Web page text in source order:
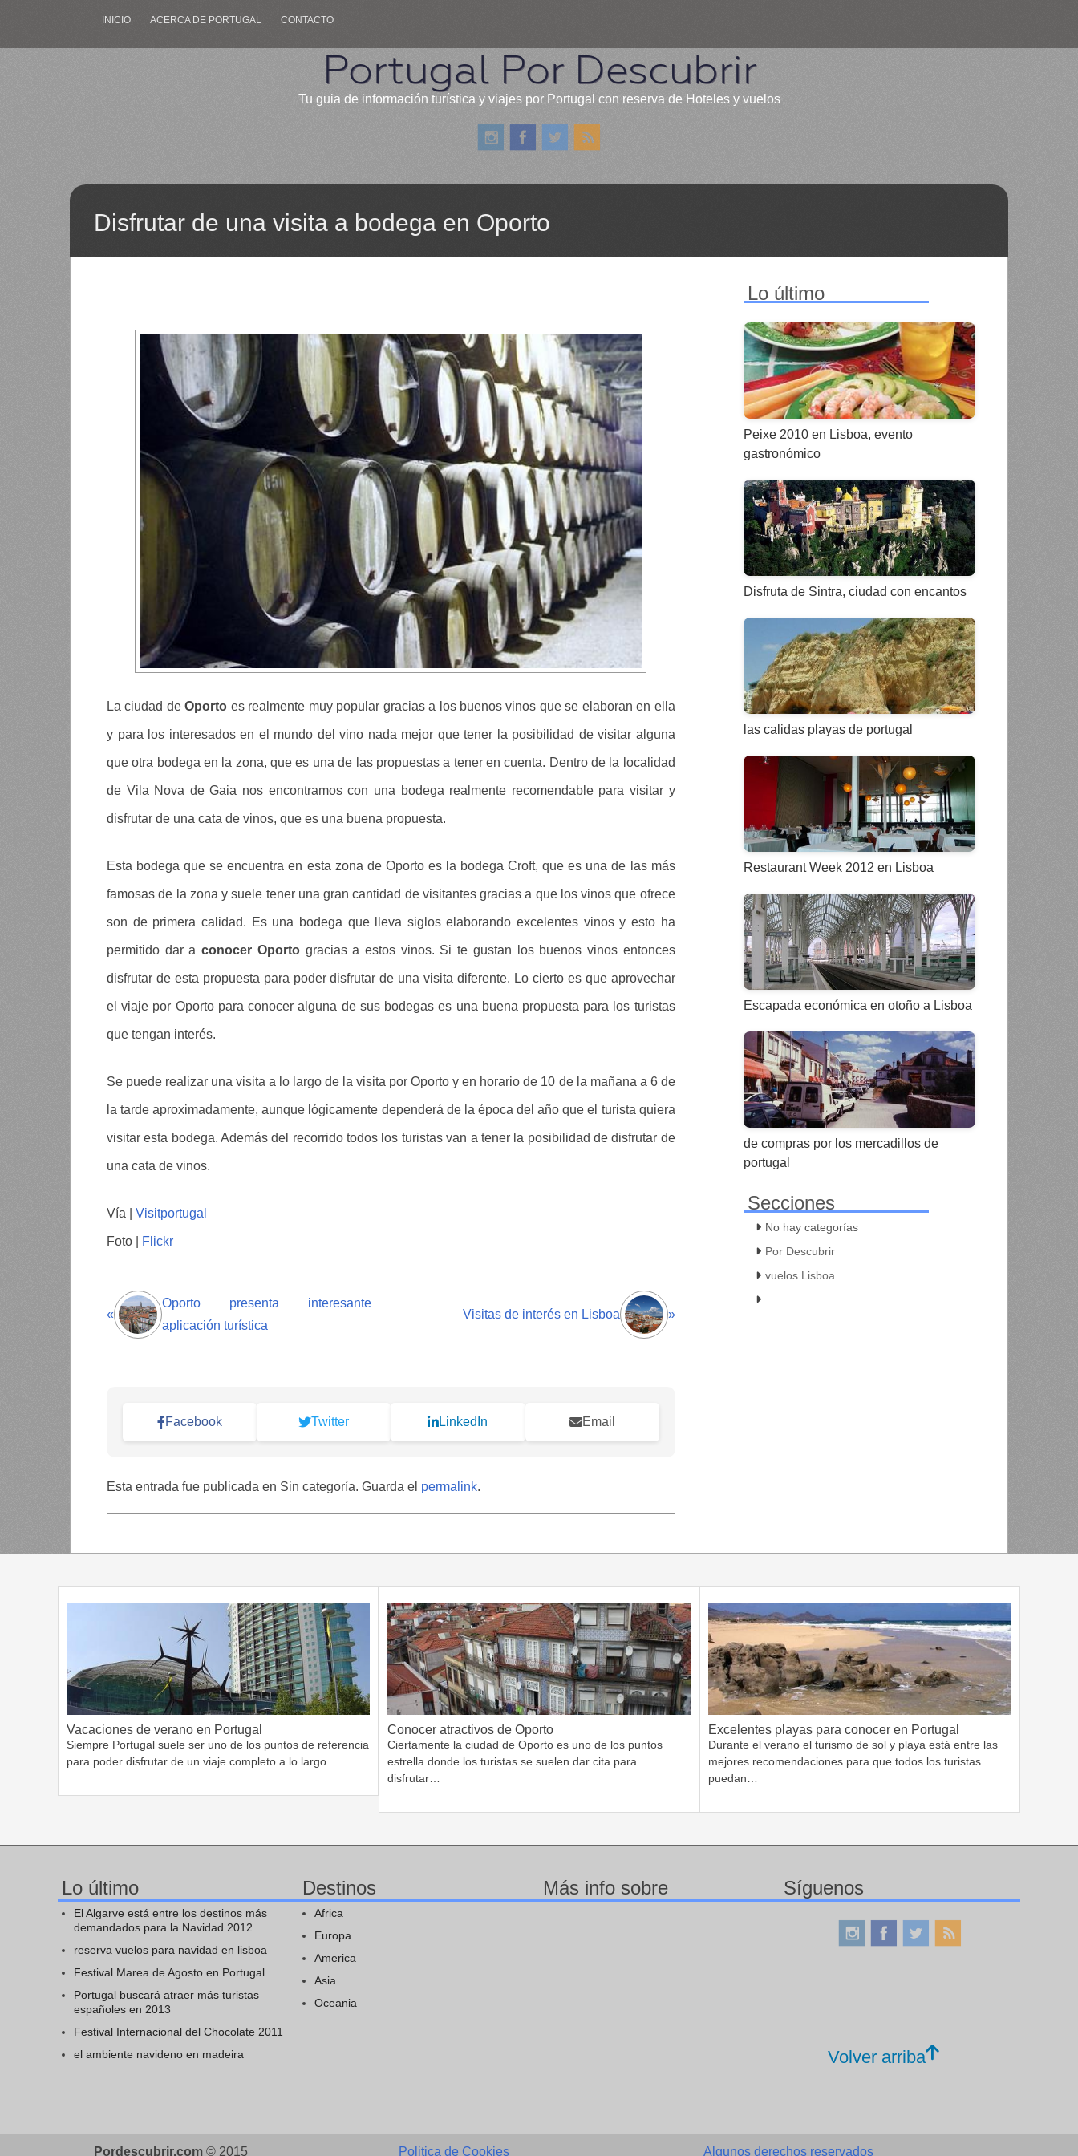
INICIO ACERCA DE PORTUGAL CONTACTO
Portugal Por Descubrir
Tu guia de información turística y viajes por Portugal con reserva de Hoteles y vuelos
Disfrutar de una visita a bodega en Oporto
La ciudad deOporto es realmente muy popular gracias a los buenos vinos que se elaboran en ella
y para los interesados en el mundo del vino nada mejor que tener la posibilidad de visitar alguna
que otra bodega en la zona, que es una de las propuestas a tener en cuenta. Dentro de la localidad
de Vila Nova de Gaia nos encontramos con una bodega realmente recomendable para visitar y
disfrutar de una cata de vinos, que es una buena propuesta.
Esta bodega que se encuentra en esta zona de Oporto es la bodega Croft, que es una de las más
famosas de la zona y suele tener una gran cantidad de visitantes gracias a que los vinos que ofrece
son de primera calidad. Es una bodega que lleva siglos elaborando excelentes vinos y esto ha
permitido dar aconocer Oportogracias a estos vinos. Si te gustan los buenos vinos entonces
disfrutar de esta propuesta para poder disfrutar de una visita diferente. Lo cierto es que aprovechar
el viaje por Oporto para conocer alguna de sus bodegas es una buena propuesta para los turistas
que tengan interés.
Se puede realizar una visita a lo largo de la visita por Oporto y en horario de 10 de la mañana a 6 de
la tarde aproximadamente, aunque lógicamente dependerá de la época del año que el turista quiera
visitar esta bodega. Además del recorrido todos los turistas van a tener la posibilidad de disfrutar de
una cata de vinos.
Vía | Visitportugal
Foto | Flickr
«
Oporto presenta interesante
aplicación turística
Visitas de interés en Lisboa »
Facebook Twitter LinkedIn Email
Esta entrada fue publicada en Sin categoría. Guarda el permalink.
Lo último
Peixe 2010 en Lisboa, evento
gastronómico
Disfruta de Sintra, ciudad con encantos
las calidas playas de portugal
Restaurant Week 2012 en Lisboa
Escapada económica en otoño a Lisboa
de compras por los mercadillos de
portugal
Secciones
No hay categorías
Por Descubrir
vuelos Lisboa
Vacaciones de verano en Portugal
Siempre Portugal suele ser uno de los puntos de referencia
para poder disfrutar de un viaje completo a lo largo…
Conocer atractivos de Oporto
Ciertamente la ciudad de Oporto es uno de los puntos
estrella donde los turistas se suelen dar cita para
disfrutar…
Excelentes playas para conocer en Portugal
Durante el verano el turismo de sol y playa está entre las
mejores recomendaciones para que todos los turistas
puedan…
Lo último
El Algarve está entre los destinos más
demandados para la Navidad 2012
reserva vuelos para navidad en lisboa
Festival Marea de Agosto en Portugal
Portugal buscará atraer más turistas
españoles en 2013
Festival Internacional del Chocolate 2011
el ambiente navideno en madeira
Destinos
Africa
Europa
America
Asia
Oceania
Más info sobre Síguenos
Volver arriba
Pordescubrir.com © 2015 Politica de Cookies Algunos derechos reservados